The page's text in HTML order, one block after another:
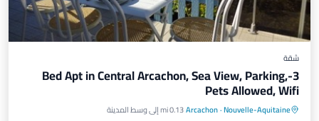
شقة
3-Bed Apt in Central Arcachon, Sea View, Parking,
Pets Allowed, Wifi
Nouvelle-Aquitaine
·
Arcachon0.13 mi إلى وسط المدينة
موقف سيارات شرفة / تراس
مطبخ